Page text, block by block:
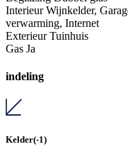
Interieur Wijnkelder,
verwarming, Internet
Exterieur Tuinhuis
Gas Ja
indeling
Kelder(-1)